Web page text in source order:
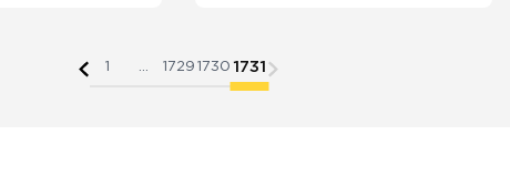
1 ... 1729 1730 1731